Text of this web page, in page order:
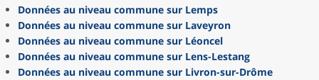
Données au niveau commune sur Lemps
Données au niveau commune sur Laveyron
Données au niveau commune sur Léoncel
Données au niveau commune sur Lens-Lestang
Données au niveau commune sur Livron-sur-Drôme